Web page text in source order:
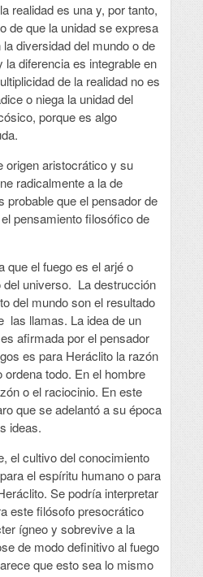
realidad es una y, por tanto,
de que la unidad se expresa
diversidad del mundo o de
la diferencia es integrable en
de la realidad no es
o niega la unidad del
porque es algo
origen aristocrático y su
radicalmente a la de
probable que el pensador de
pensamiento filosófico de
que el fuego es el arjé o
del universo. La destrucción
del mundo son el resultado
las llamas. La idea de un
afirmada por el pensador
es para Heráclito la razón
ordena todo. En el hombre
o el raciocinio. En este
que se adelantó a su época
ideas.
el cultivo del conocimiento
el espíritu humano o para
Se podría interpretar
este filósofo presocrático
ígneo y sobrevive a la
de modo definitivo al fuego
que esto sea lo mismo